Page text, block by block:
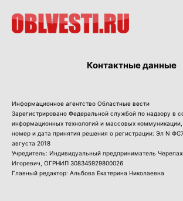
Контактные данные
Информационное агентство Областные вести
Зарегистрировано Федеральной службой по надзору в
информационных технологий и массовых
номер и дата принятия решения о регистрации: Эл N
августа 2018
Учредитель: Индивидуальный предприниматель
Игоревич, ОГРНИП 308345929800026
Главный редактор: Альбова Екатерина Николаевна